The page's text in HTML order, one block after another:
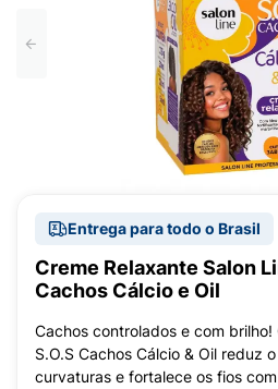
Entrega para todo o Brasil
Creme Relaxante Salon
Cachos Cálcio e Oil
Cachos controlados e com brilho!
S.O.S Cachos Cálcio & Oil reduz
curvaturas e fortalece os fios